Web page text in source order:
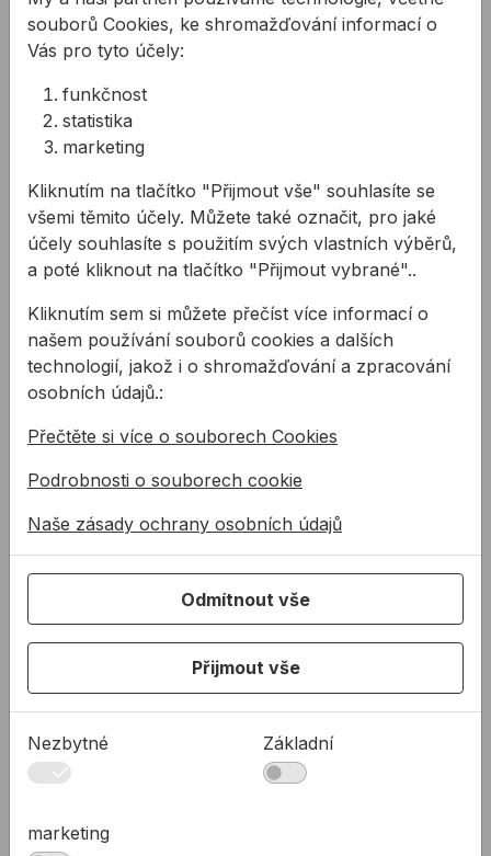
Vlastnosti:
EXT Li-ion bezdrátový výkon
Ochrana proti přepětí/podpětí
Teplotní ochrana
Indikátor úrovně nabití baterie
nejvyšší kapacitou
Možnost rychlého nabíjení
Lehký kompaktní design
Dlouhé doby chodu
Vhodné pro veškeré akumulátorové
nářadí Evolution EXT
Erbauer kompatibilní konektor
Technické parametry:
Watthodiny: 144Wh
Nabíjecí napětí: 21V
Žádné buňky: 10
Doba nabíjení: 90 minut
Hmotnost: 1,08kg
Trvalý proudový výstup: 40A
Všechny 18V EXT nástroje
Ke stažení
Brožúra s multifunkčnými akumulátorovými pilami,
souborů Cookies, ke shromažďování informací o
Vás pro tyto účely:
funkčnost
statistika
marketing
Kliknutím na tlačítko "Přijmout vše" souhlasíte se
všemi těmito účely. Můžete také označit, pro jaké
účely souhlasíte s použitím svých vlastních výběrů,
a poté kliknout na tlačítko "Přijmout vybrané"..
Kliknutím sem si můžete přečíst více informací o
našem používání souborů cookies a dalších
technologií, jakož i o shromažďování a zpracování
osobních údajů.:
Přečtěte si více o souborech Cookies
Podrobnosti o souborech cookie
Naše zásady ochrany osobních údajů
Odmítnout vše
Přijmout vše
Nezbytné Základní
marketing